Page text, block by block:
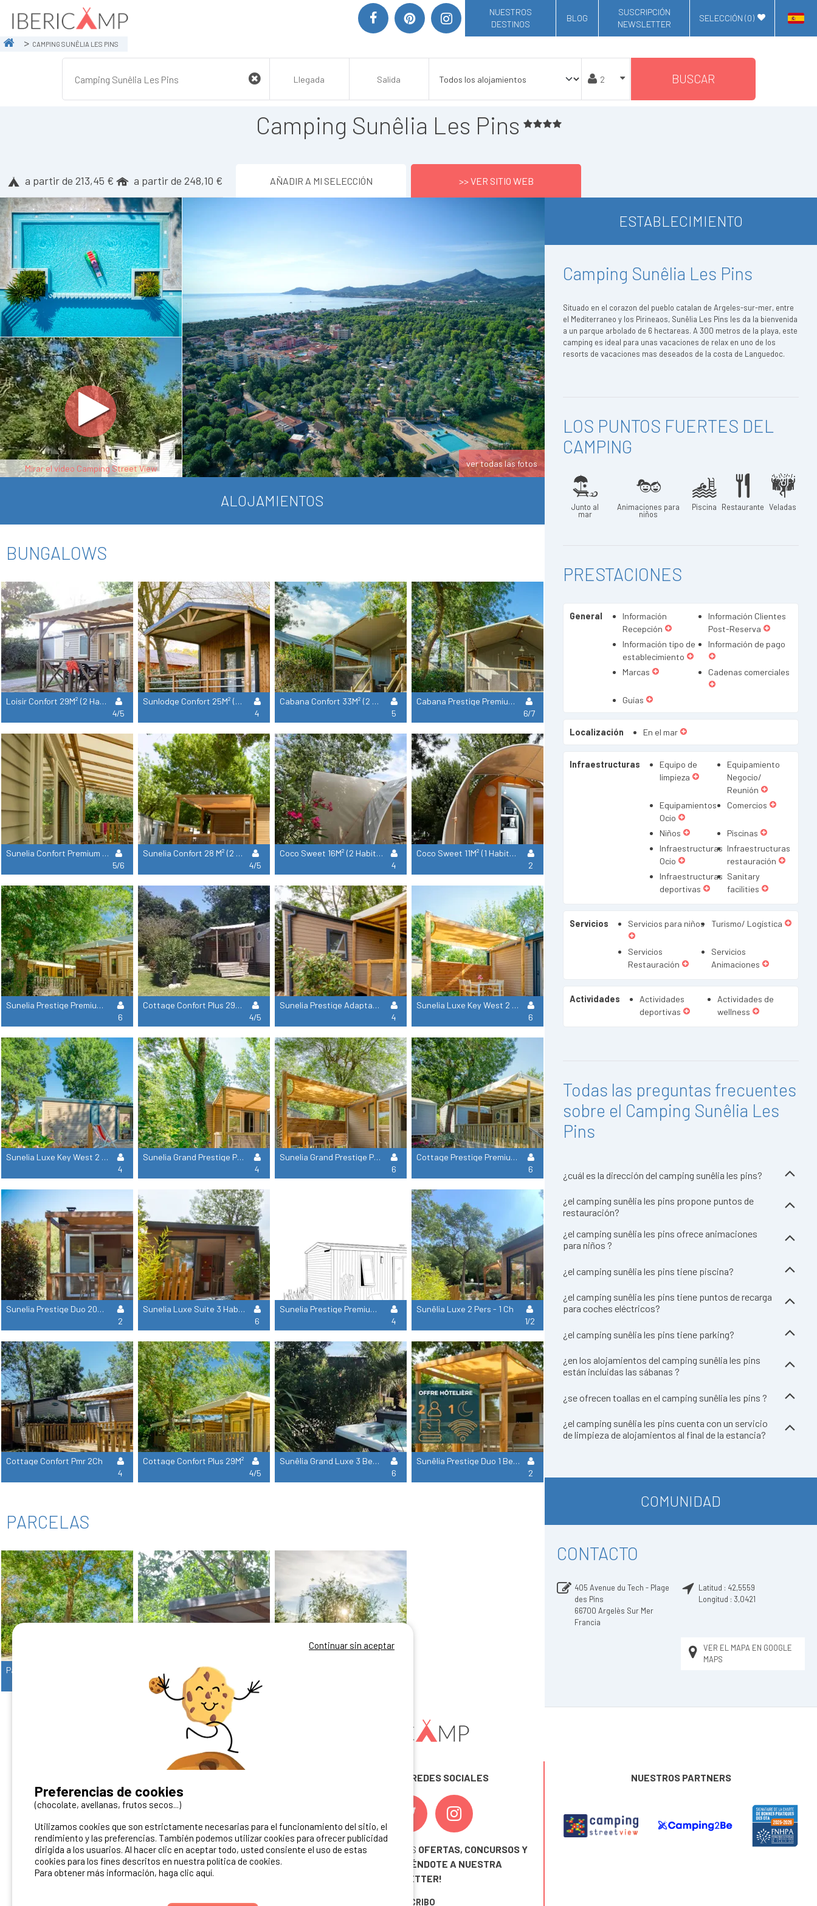
NUESTROS
DESTINOS
BLOG
SUSCRIPCIÓN
NEWSLETTER
SELECCIÓN (0)
CAMPING SUNÊLIA LES PINS
BUSCAR
Camping Sunêlia Les Pins
a partir de 213,45 € a partir de 248,10 € AÑADIR A MI SELECCIÓN >> VER SITIO WEB
Mirar el video Camping Street View ver todas las fotos
ALOJAMIENTOS
BUNGALOWS
Loisir Confort 29M² (2 Habitaciones + 1 Cuarto De Baño) Terraza Cubierta
4/5
Sunlodge Confort 25M² (2 Habitaciones + 1 Cuarto De Baño)
4
Cabana Confort 33M² (2 Habitaciones + 1 Cuarto De Baño)
5
Cabana Prestige Premium 47M² (3 Habitaciones + 1 Cuarto De Baño)
6/7
Sunelia Confort Premium 31 M² (2 Habitaciones + 1 Cuarto De Baño)
5/6
Sunelia Confort 28 M² (2 Habitaciones + 1 Cuarto De Baño)
4/5
Coco Sweet 16M² (2 Habitaciones - Senza Sanitari)
4
Coco Sweet 11M² (1 Habitación - Senza Sanitari)
2
Sunelia Prestige Premium 33 M² (3 Habitaciones + 1 Cuarto De Baño)
6
Cottage Confort Plus 29M² (2 Habitaciones + 1 Cuarto De Baño)
4/5
Sunelia Prestige Adaptado Para Personas Con Movilidad Reducida 31 M² Aire Acondicionado + Tv
4
Sunelia Luxe Key West 2 Cuartos De Baño - Aire Acondicionado + Tv - 40 M²
6
Sunelia Luxe Key West 2 Cuartos De Baño - Aire Acondicionado + Tv - 40 M²
4
Sunelia Grand Prestige Premium Aire Acondicionado + Tv - 33 M²
4
Sunelia Grand Prestige Premium Aire Acondicionado + Tv - 40 M²
6
Cottage Prestige Premium Aire Acondicionado + Tv - 33M²
6
Sunelia Prestige Duo 20M² - Tv - Aire Acondicionado
2
Sunelia Luxe Suite 3 Habitaciones - 3 Cuartos De Baño
6
Sunelia Prestige Premium 2 Habitaciones
4
Sunêlia Luxe 2 Pers - 1 Ch
1/2
Cottage Confort Pmr 2Ch
4
Cottage Confort Plus 29M²
4/5
Sunêlia Grand Luxe 3 Bedrooms 2 Bathrooms
6
Sunêlia Prestige Duo 1 Bedroom - Hotel Industry
2
PARCELAS
2/5
ESTABLECIMIENTO
Camping Sunêlia Les Pins
Situado en el corazon del pueblo catalan de Argeles-sur-mer, entre
el Mediterraneo y los Pirineaos, Sunêlia Les Pins les da la bienvenida
a un parque arbolado de 6 hectareas. A 300 metros de la playa, este
camping es ideal para unas vacaciones de relax en uno de los
resorts de vacaciones mas deseados de la costa de Languedoc.
LOS PUNTOS FUERTES DEL
CAMPING
Junto al
mar
Animaciones para
niños
Piscina Restaurante Veladas
PRESTACIONES
General
Información
Recepción
Información Clientes
Post-Reserva
Información tipo de
establecimiento
Información de pago
Marcas Cadenas comerciales
Guías
Localización En el mar
Infraestructuras
Equipo de
limpieza
Equipamiento
Negocio/
Reunión
Equipamientos
Ocio
Comercios
Niños
Piscinas
Infraestructuras
Ocio
Infraestructuras
restauración
Infraestructuras
deportivas
Sanitary
facilities
Servicios Servicios para niños Turismo/ Logística
Servicios
Restauración
Servicios
Animaciones
Actividades
Actividades
deportivas
Actividades de
wellness
Todas las preguntas frecuentes
sobre el Camping Sunêlia Les
Pins
¿cuál es la dirección del camping sunêlia les pins?
¿el camping sunêlia les pins propone puntos de
restauración?
¿el camping sunêlia les pins ofrece animaciones
para niños ?
¿el camping sunêlia les pins tiene piscina?
¿el camping sunêlia les pins tiene puntos de recarga
para coches eléctricos?
¿el camping sunêlia les pins tiene parking?
¿en los alojamientos del camping sunêlia les pins
están incluidas las sábanas ?
¿se ofrecen toallas en el camping sunêlia les pins ?
¿el camping sunêlia les pins cuenta con un servicio
de limpieza de alojamientos al final de la estancia?
COMUNIDAD
CONTACTO
405 Avenue du Tech - Plage
des Pins
66700 Argelès Sur Mer
Francia
Latitud : 42,5559
Longitud : 3,0421
VER EL MAPA EN GOOGLE
MAPS
Puedes difundirlo en nuestro sitio
Contacto Ibericamp
SÍGUENOS EN LAS REDES SOCIALES
¡ Y NO TE PIERDAS NUESTRAS OFERTAS, CONCURSOS Y
INSCRIBIÉNDOTE A NUESTRA
NEWSLETTER!
ME INSCRIBO
NUESTROS PARTNERS
Continuar sin aceptar
Preferencias de cookies
(chocolate, avellanas, frutos secos...)
Utilizamos cookies que son estrictamente necesarias para el funcionamiento del sitio, el
rendimiento y las preferencias. También podemos utilizar cookies para ofrecer publicidad
dirigida a los usuarios. Al hacer clic en aceptar todo, usted consiente el uso de estas
cookies para los fines descritos en nuestra política de cookies.
Para obtener más información, haga clic aquí.